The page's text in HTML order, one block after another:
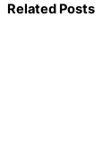
Related Posts